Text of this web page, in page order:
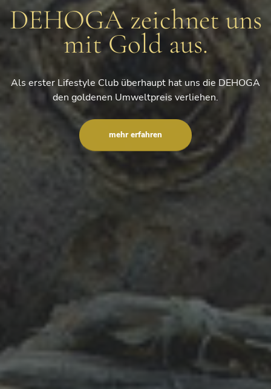
DEHOGA zeichnet uns
mit Gold aus.
Als erster Lifestyle Club überhaupt hat uns die DEHOGA
den goldenen Umweltpreis verliehen.
mehr erfahren